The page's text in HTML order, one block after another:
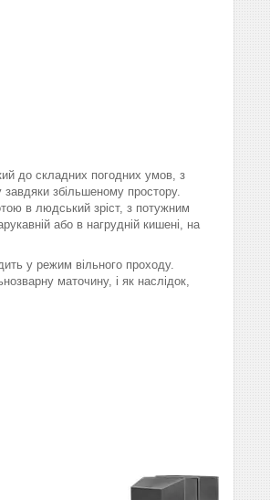
до складних погодних умов, з
завдяки збільшеному простору.
в людський зріст, з потужним
або в нагрудній кишені, на
у режим вільного проходу.
маточину, і як наслідок,